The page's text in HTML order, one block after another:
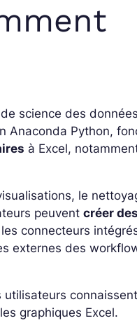
science des
Anaconda Python,
à Excel,
le
peuventcréer
connecteurs
externes des
utilisateurs
graphiques Excel.